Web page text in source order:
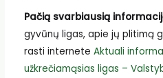
Pačią svarbiausią
gyvūnų ligas, apie jų plitimą
rasti internete Aktuali
užkrečiamąsias ligas –